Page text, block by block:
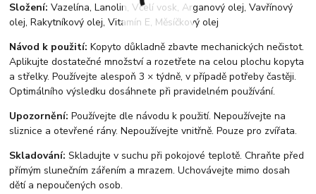
Složení:Vazelína, Lanolin, Včelí vosk, Arganový olej, Vavřínový
olej, Rakytníkový olej, Vitamín E, Měsíčkový olej
Návod k použití:Kopyto důkladně zbavte mechanických nečistot.
Aplikujte dostatečné množství a rozetřete na celou plochu kopyta
a střelky. Používejte alespoň 3 × týdně, v případě potřeby častěji.
Optimálního výsledku dosáhnete při pravidelném používání.
Upozornění: Používejte dle návodu k použití. Nepoužívejte na
sliznice a otevřené rány. Nepoužívejte vnitřně. Pouze pro zvířata.
Skladování: Skladujte v suchu při pokojové teplotě. Chraňte před
přímým slunečním zářením a mrazem. Uchovávejte mimo dosah
dětí a nepoučených osob.